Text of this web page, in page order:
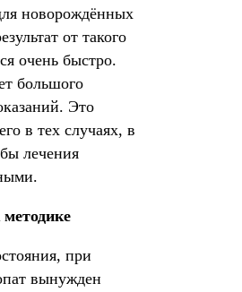
новорождённых
от такого
очень быстро.
большого
Это
в тех случаях, в
лечения
при
вынужден